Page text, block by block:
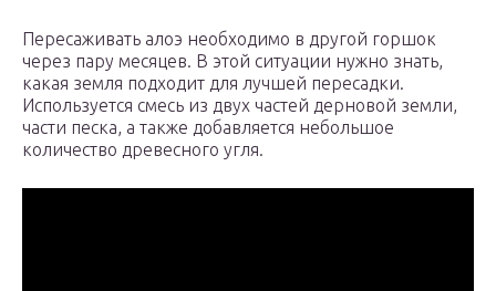
Пересаживать алоэ необходимо в другой горшок
через пару месяцев. В этой ситуации нужно знать,
какая земля подходит для лучшей пересадки.
Используется смесь из двух частей дерновой земли,
части песка, а также добавляется небольшое
количество древесного угля.